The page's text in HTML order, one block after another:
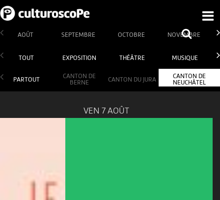
AOÛT SEPTEMBRE OCTOBRE NOVEMBRE
TOUT EXPOSITION THÉÂTRE MUSIQUE
PARTOUT
CANTON DE
BERNE
CANTON DU JURA
CANTON DE
NEUCHÂTEL
VEN 7 AOÛT